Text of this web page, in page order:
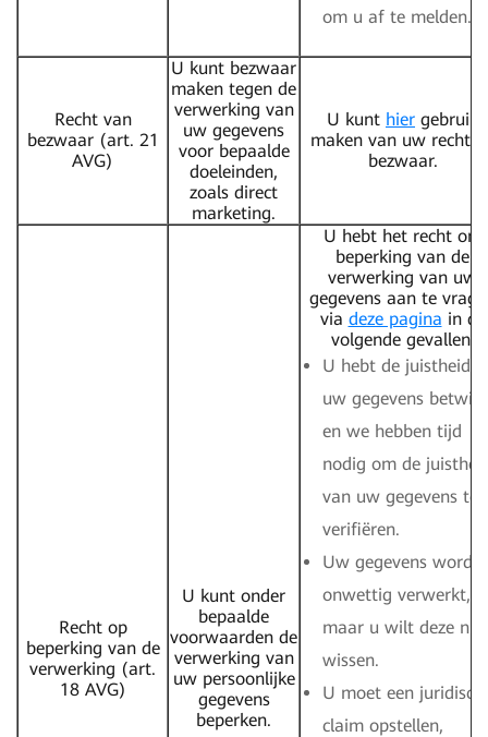
om u af te melden.
Recht van
bezwaar (art. 21
AVG)
U kunt bezwaar
maken tegen de
verwerking van
uw gegevens
voor bepaalde
doeleinden,
zoals direct
marketing.
U kunt hier gebruik
maken van uw recht
bezwaar.
Recht op
beperking van de
verwerking (art.
18 AVG)
U kunt onder
bepaalde
voorwaarden de
verwerking van
uw persoonlijke
gegevens
beperken.
U hebt het recht om
beperking van de
verwerking van uw
gegevens aan te
via deze pagina in de
volgende gevallen:
U hebt de juistheid
uw gegevens betwist
en we hebben tijd
nodig om de
van uw gegevens te
verifiëren.
Uw gegevens
onwettig verwerkt,
maar u wilt deze niet
wissen.
U moet een
claim opstellen,